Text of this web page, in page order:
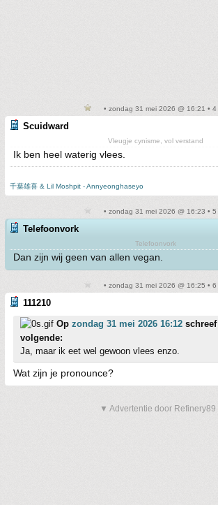
• zondag 31 mei 2026 @ 16:21 • 4
Scuidward
Vleugje cynisme, vol verstand
Ik ben heel waterig vlees.
千葉雄喜 & Lil Moshpit - Annyeonghaseyo
• zondag 31 mei 2026 @ 16:23 • 5
Telefoonvork
Telefoonvork
Dan zijn wij geen van allen vegan.
• zondag 31 mei 2026 @ 16:25 • 6
111210
Op zondag 31 mei 2026 16:12 schreef
volgende:
Ja, maar ik eet wel gewoon vlees enzo.
Wat zijn je pronounce?
▼ Advertentie door Refinery89